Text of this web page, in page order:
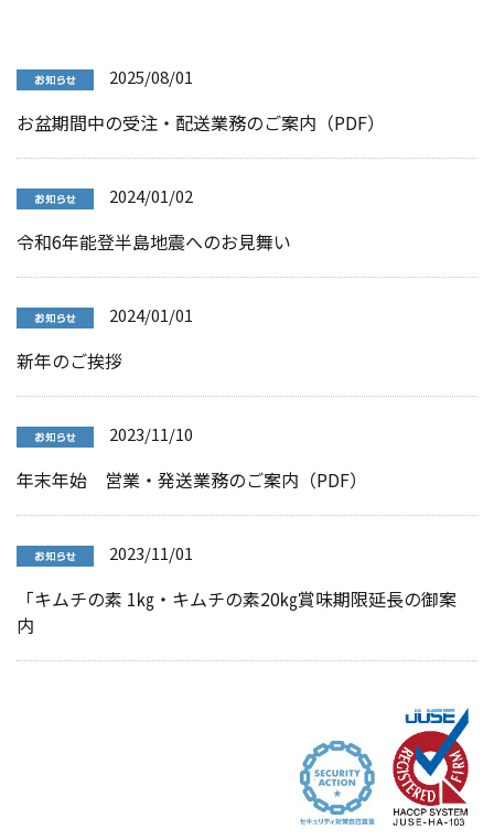
2025/08/01
お盆期間中の受注・配送業務のご案内（PDF）
2024/01/02
令和6年能登半島地震へのお見舞い
2024/01/01
新年のご挨拶
2023/11/10
年末年始 営業・発送業務のご案内（PDF）
2023/11/01
「キムチの素 1㎏・キムチの素20㎏賞味期限延長の御案
内